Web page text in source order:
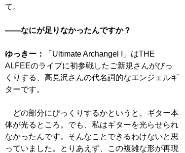
て。
――なにが足りなかったんですか？
ゆっきー：
「Ultimate Archangel I」はTHE
ALFEEのライブに初参戦したご新規さんがびっ
くりする、高見沢さんの代名詞的なエンジェルギ
ターです。
どの部分にびっくりするかというと、ギター本
体が光るところ。でも、私はギターを光らせられ
なかったんです。そんなことできるわけないと思
っていました。とりあえず、この複雑な形が再現